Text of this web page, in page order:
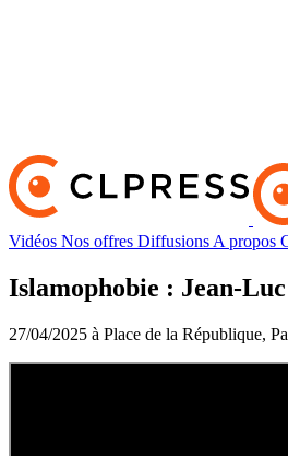
Vidéos Nos offres Diffusions A propos
Islamophobie : Jean-
27/04/2025 à Place de la République,